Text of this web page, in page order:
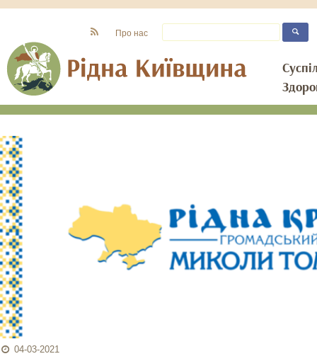
Про нас
04-03-2021